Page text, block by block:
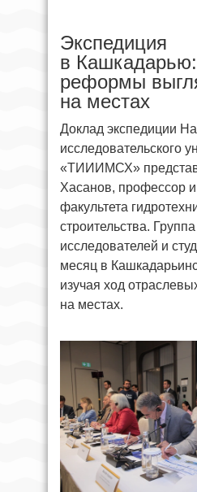
Экспедиция
в
реформы
на местах
Доклад экспедиции
исследовательского
«ТИИИМСХ»
Хасанов, профессор и
факультета
строительства.
исследователей и
месяц в
изучая ход
на местах.